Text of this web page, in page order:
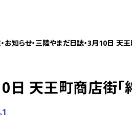
お知らせ 三陸やまだ日誌 3月10日 天王
日 天王町商店街「